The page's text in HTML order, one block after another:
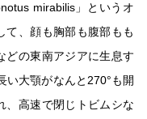
mirabilis」というオ
て、顔も胸部も腹部もも
どの東南アジアに生息す
い大顎がなんと270°も開
、高速で閉じトビムシな